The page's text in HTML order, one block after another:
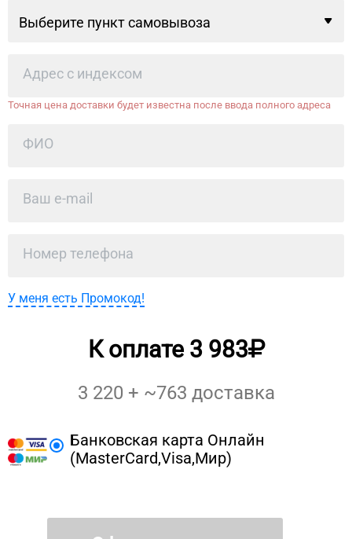
Выберите пункт самовывоза
Точная цена доставки будет известна после ввода полного адреса
У меня есть Промокод!
К оплате 3 983
3 220 + ~763 доставка
Банковская карта Онлайн
(MasterCard,Visa,Мир)